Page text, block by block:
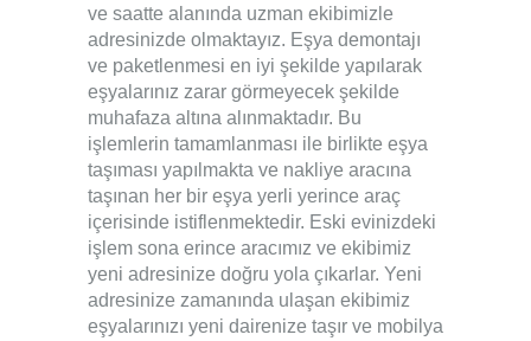
ve saatte alanında uzman ekibimizle
adresinizde olmaktayız. Eşya demontajı
ve paketlenmesi en iyi şekilde yapılarak
eşyalarınız zarar görmeyecek şekilde
muhafaza altına alınmaktadır. Bu
işlemlerin tamamlanması ile birlikte eşya
taşıması yapılmakta ve nakliye aracına
taşınan her bir eşya yerli yerince araç
içerisinde istiflenmektedir. Eski evinizdeki
işlem sona erince aracımız ve ekibimiz
yeni adresinize doğru yola çıkarlar. Yeni
adresinize zamanında ulaşan ekibimiz
eşyalarınızı yeni dairenize taşır ve mobilya